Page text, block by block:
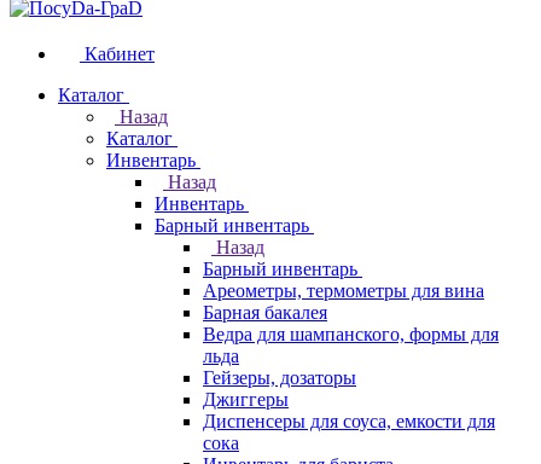
Кабинет
Каталог
Назад
Каталог
Инвентарь
Назад
Инвентарь
Барный инвентарь
Назад
Барный инвентарь
Ареометры, термометры для вина
Барная бакалея
Ведра для шампанского, формы для
льда
Гейзеры, дозаторы
Джиггеры
Диспенсеры для соуса, емкости для
сока